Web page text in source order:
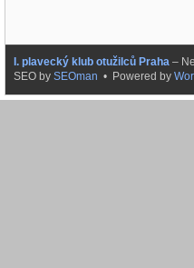
I. plavecký klub otužilců Praha –
SEO by SEOman • Powered by